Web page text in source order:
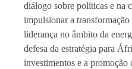
diálogo sobre políticas e na
impulsionar a
liderança no âmbito da
defesa da estratégia para
investimentos e a promoção